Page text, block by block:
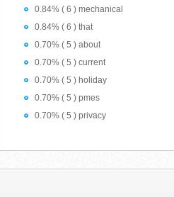
0.84% ( 6 ) mechanical
0.84% ( 6 ) that
0.70% ( 5 ) about
0.70% ( 5 ) current
0.70% ( 5 ) holiday
0.70% ( 5 ) pmes
0.70% ( 5 ) privacy